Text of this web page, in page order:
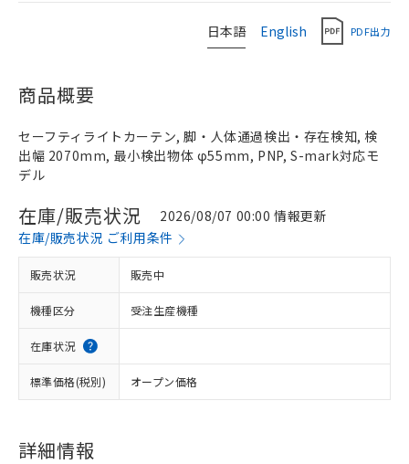
日本語 English PDF出力
商品概要
セーフティライトカーテン, 脚・人体通過検出・存在検知, 検
出幅 2070mm, 最小検出物体 φ55mm, PNP, S-mark対応モ
デル
在庫/販売状況
2026/08/07 00:00 情報更新
在庫/販売状況 ご利用条件
販売状況 販売中
機種区分 受注生産機種
在庫状況
標準価格(税別) オープン価格
詳細情報